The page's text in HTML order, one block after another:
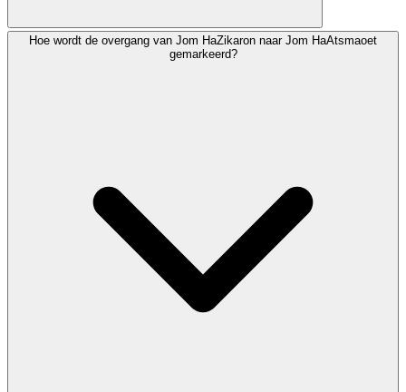
Veel gemeenschappen reciteren Hallel (met of zonder
Hoe wordt de overgang van Jom HaZikaron naar Jom HaAtsmaoet
gemarkeerd?